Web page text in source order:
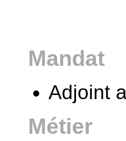
Mandat
Adjoint
Métier